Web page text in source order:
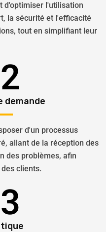
d'optimiser l'utilisation
la sécurité et l'efficacité
tout en simplifiant leur
demande
d'un processus
allant de la réception des
des problèmes, afin
clients.